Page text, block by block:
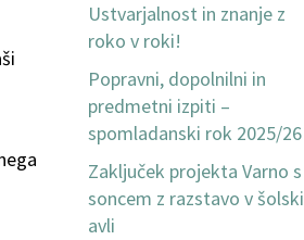
Ustvarjalnost in znanje z
roko v roki!
Popravni, dopolnilni in
predmetni izpiti –
spomladanski rok 2025/26
Zaključek projekta Varno s
soncem z razstavo v šolski
avli